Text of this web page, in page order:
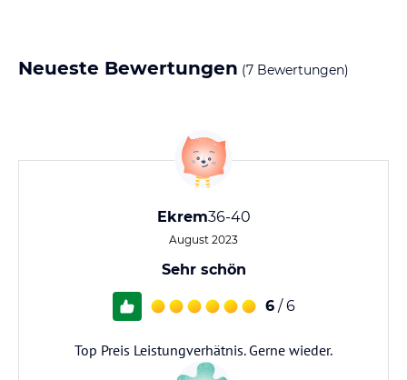
Neueste Bewertungen (7 Bewertungen)
Ekrem36-40
August 2023
Sehr schön
6 / 6
Top Preis Leistungverhätnis. Gerne wieder.